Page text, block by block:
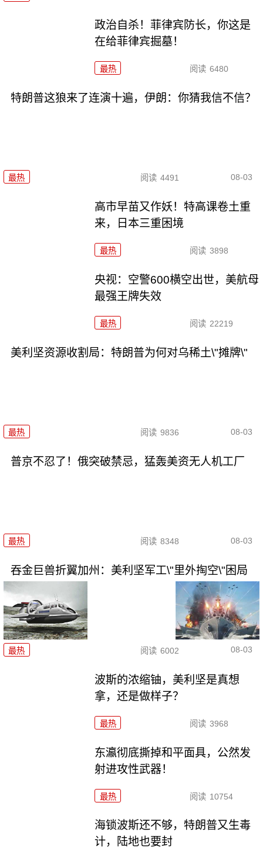
政治自杀！菲律宾防长，你这是
在给菲律宾掘墓！
最热 阅读 6480
特朗普这狼来了连演十遍，伊朗：你猜我信不信？
最热 阅读 4491 08-03
高市早苗又作妖！特高课卷土重
来，日本三重困境
最热 阅读 3898
央视：空警600横空出世，美航母
最强王牌失效
最热 阅读 22219
美利坚资源收割局：特朗普为何对乌稀土\"摊牌\"
最热 阅读 9836 08-03
普京不忍了！俄突破禁忌，猛轰美资无人机工厂
最热 阅读 8348 08-03
吞金巨兽折翼加州：美利坚军工\"里外掏空\"困局
最热 阅读 6002 08-03
波斯的浓缩铀，美利坚是真想
拿，还是做样子？
最热 阅读 3968
东瀛彻底撕掉和平面具，公然发
射进攻性武器！
最热 阅读 10754
海锁波斯还不够，特朗普又生毒
计，陆地也要封